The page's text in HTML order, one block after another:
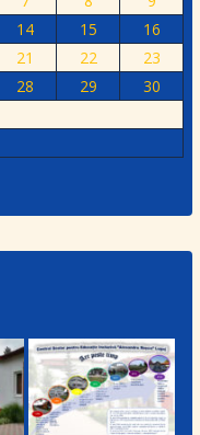
14 15
16
21 22
23
28 29
30